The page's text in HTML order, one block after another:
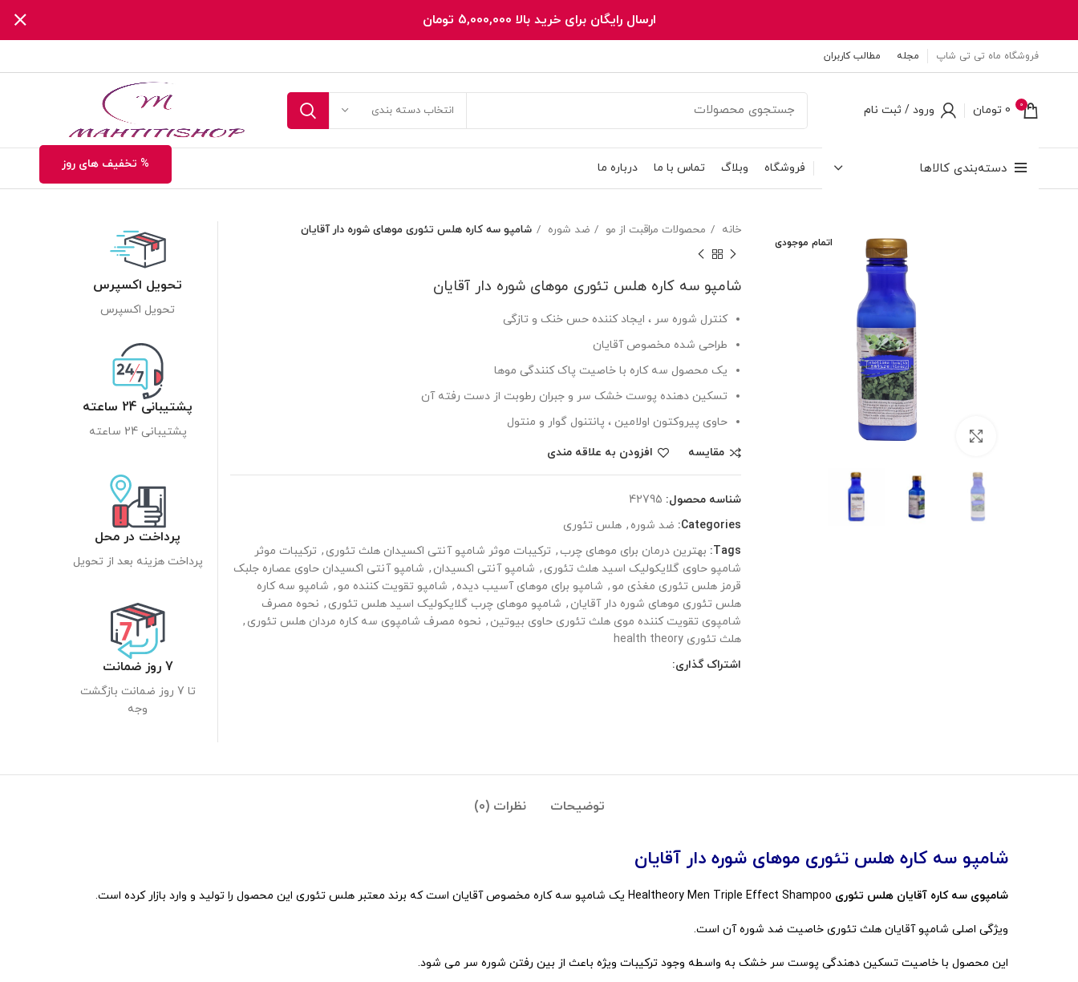
فروشگاه ماه تی تی شاپ مجله مطالب کاربران
0
0 تومان ورود / ثبت نام انتخاب دسته بندی
دسته‌بندی کالاها فروشگاه وبلاگ تماس با ما درباره ما % تخفیف های روز
اتمام موجودی
بزرگنمایی تصویر
خانه محصولات مراقبت از مو ضد شوره شامپو سه کاره هلس تئوری موهای شوره دار آقایان
شامپو سه کاره هلس تئوری موهای شوره دار آقایان
کنترل شوره سر ، ایجاد کننده حس خنک و تازگی
طراحی شده مخصوص آقایان
یک محصول سه کاره با خاصیت پاک کنندگی موها
تسکین دهنده پوست خشک سر و جبران رطوبت از دست رفته آن
حاوی پیروکتون اولامین ، پانتنول گوار و منتول
مقایسه
افزودن به علاقه مندی
شناسه محصول: 42795
Categories: ضد شوره , هلس تئوری
Tags: بهترین درمان برای موهای چرب , ترکیبات موثر شامپو آنتی اکسیدان هلث تئوری , ترکیبات موثر
شامپو حاوی گلایکولیک اسید هلث تئوری , شامپو آنتی اکسیدان , شامپو آنتی اکسیدان حاوی عصاره جلبک
قرمز هلس تئوری مغذی مو , شامپو برای موهای آسیب دیده , شامپو تقویت کننده مو , شامپو سه کاره
هلس تئوری موهای شوره دار آقایان , شامپو موهای چرب گلایکولیک اسید هلس تئوری , نحوه مصرف
شامپوی تقویت کننده موی هلث تئوری حاوی بیوتین , نحوه مصرف شامپوی سه کاره مردان هلس تئوری ,
هلث تئوری health theory
اشتراک گذاری:
تحویل اکسپرس
تحویل اکسپرس
پشتیبانی 24 ساعته
پشتیبانی 24 ساعته
پرداخت در محل
پرداخت هزینه بعد از تحویل
7 روز ضمانت
تا 7 روز ضمانت بازگشت
وجه
توضیحات نظرات (0)
شامپو سه کاره هلس تئوری موهای شوره دار آقایان
شامپوی سه کاره آقایان هلس تئوری
ویژگی اصلی شامپو آقایان هلث تئوری خاصیت ضد شوره آن است.
این محصول با خاصیت تسکین دهندگی پوست سر خشک به واسطه وجود ترکیبات ویژه باعث از بین رفتن شوره سر می شود.
ارسال رایگان برای خرید بالا 5,000,000 تومان